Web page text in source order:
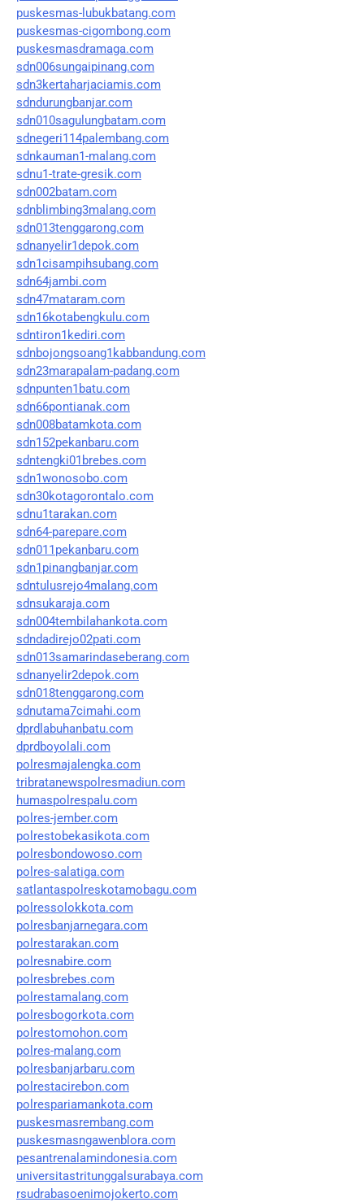
puskesmas-lubukbatang.com
puskesmas-cigombong.com
puskesmasdramaga.com
sdn006sungaipinang.com
sdn3kertaharjaciamis.com
sdndurungbanjar.com
sdn010sagulungbatam.com
sdnegeri114palembang.com
sdnkauman1-malang.com
sdnu1-trate-gresik.com
sdn002batam.com
sdnblimbing3malang.com
sdn013tenggarong.com
sdnanyelir1depok.com
sdn1cisampihsubang.com
sdn64jambi.com
sdn47mataram.com
sdn16kotabengkulu.com
sdntiron1kediri.com
sdnbojongsoang1kabbandung.com
sdn23marapalam-padang.com
sdnpunten1batu.com
sdn66pontianak.com
sdn008batamkota.com
sdn152pekanbaru.com
sdntengki01brebes.com
sdn1wonosobo.com
sdn30kotagorontalo.com
sdnu1tarakan.com
sdn64-parepare.com
sdn011pekanbaru.com
sdn1pinangbanjar.com
sdntulusrejo4malang.com
sdnsukaraja.com
sdn004tembilahankota.com
sdndadirejo02pati.com
sdn013samarindaseberang.com
sdnanyelir2depok.com
sdn018tenggarong.com
sdnutama7cimahi.com
dprdlabuhanbatu.com
dprdboyolali.com
polresmajalengka.com
tribratanewspolresmadiun.com
humaspolrespalu.com
polres-jember.com
polrestobekasikota.com
polresbondowoso.com
polres-salatiga.com
satlantaspolreskotamobagu.com
polressolokkota.com
polresbanjarnegara.com
polrestarakan.com
polresnabire.com
polresbrebes.com
polrestamalang.com
polresbogorkota.com
polrestomohon.com
polres-malang.com
polresbanjarbaru.com
polrestacirebon.com
polrespariamankota.com
puskesmasrembang.com
puskesmasngawenblora.com
pesantrenalamindonesia.com
universitastritunggalsurabaya.com
rsudrabasoenimojokerto.com